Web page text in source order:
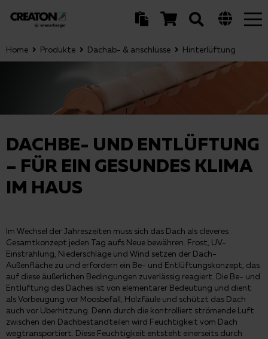
Home Produkte Dachab- & anschlüsse Hinterlüftung
DACHBE- UND ENTLÜFTUNG
– FÜR EIN GESUNDES KLIMA
IM HAUS
Im Wechsel der Jahreszeiten muss sich das Dach als cleveres
Gesamtkonzept jeden Tag aufs Neue bewähren. Frost, UV-
Einstrahlung, Niederschläge und Wind setzen der Dach-
Außenfläche zu und erfordern ein Be- und Entlüftungskonzept, das
auf diese äußerlichen Bedingungen zuverlässig reagiert. Die Be- und
Entlüftung des Daches ist von elementarer Bedeutung und dient
als Vorbeugung vor Moosbefall, Holzfäule und schützt das Dach
auch vor Überhitzung. Denn durch die kontrolliert strömende Luft
zwischen den Dachbestandteilen wird Feuchtigkeit vom Dach
wegtransportiert. Diese Feuchtigkeit entsteht einerseits durch